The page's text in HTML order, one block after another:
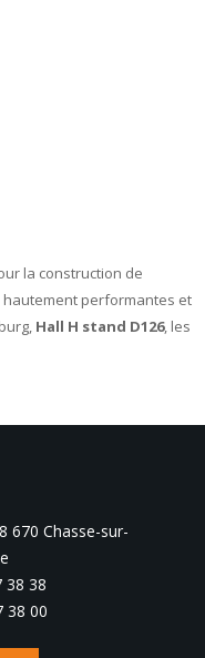
la construction de
hautement performantes et
Hall H stand D126, les
670 Chasse-sur-
38 38
38 00